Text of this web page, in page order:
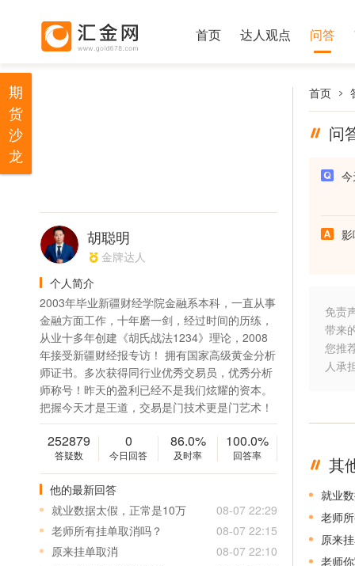
首页 达人观点 问答
胡聪明
金牌达人
个人简介
2003年毕业新疆财经学院金融系本科，一直从事
金融方面工作，十年磨一剑，经过时间的历练，
从业十多年创建《胡氏战法1234》理论，2008
年接受新疆财经报专访！ 拥有国家高级黄金分析
师证书。多次获得同行业优秀交易员，优秀分析
师称号！昨天的盈利已经不是我们炫耀的资本。
把握今天才是王道，交易是门技术更是门艺术！
252879
答疑数
0
今日回答
86.0%
及时率
100.0%
回答率
他的最新回答
就业数据太假，正常是10万
08-07 22:29
老师所有挂单取消吗？
08-07 22:15
原来挂单取消
08-07 22:10
首页
问
免责
带来
您推
人承
其
就业
老师
原来
老师
期
货
沙
龙